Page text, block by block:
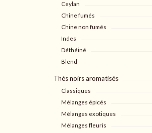
Ceylan
Chine fumés
Chine non fumés
Indes
Déthéiné
Blend
Thés noirs aromatisés
Classiques
Mélanges épicés
Mélanges exotiques
Mélanges fleuris